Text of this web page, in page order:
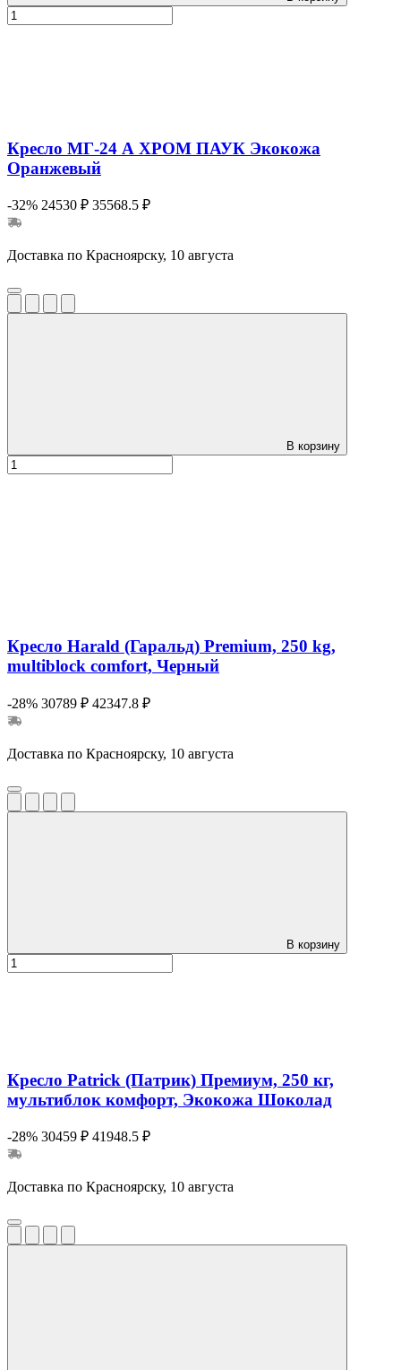
Кресло МГ-24 А ХРОМ ПАУК Экокожа
Оранжевый
-32% 24530 ₽ 35568.5 ₽
Доставка по Красноярску, 10 августа
В корзину
Кресло Harald (Гаральд) Premium, 250 kg,
multiblock comfort, Черный
-28% 30789 ₽ 42347.8 ₽
Доставка по Красноярску, 10 августа
В корзину
Кресло Patrick (Патрик) Премиум, 250 кг,
мультиблок комфорт, Экокожа Шоколад
-28% 30459 ₽ 41948.5 ₽
Доставка по Красноярску, 10 августа